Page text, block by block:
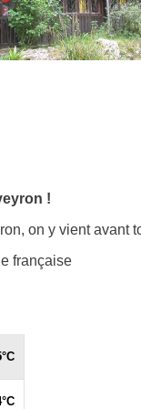
!
on y vient avant
française